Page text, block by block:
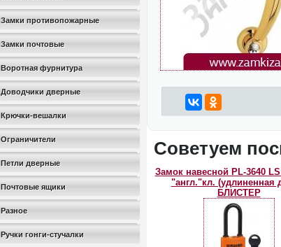
Замки противопожарные
Замки почтовые
Воротная фурнитура
Доводчики дверные
Крючки-вешалки
Ограничители
дверные(стопоры)
Петли дверные
Почтовые ящики
Разное
Ручки гонги-стучалки
Советуем
Замок навесной PL-3640
"англ."кл. (удлиненная
БЛИСТЕР